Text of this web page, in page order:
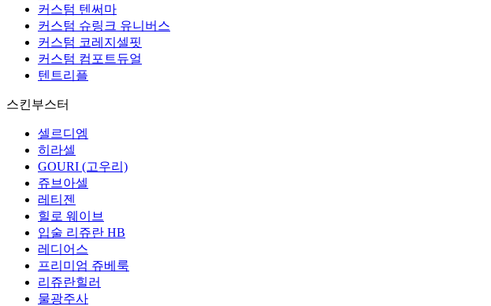
커스텀 텐써마
커스텀 슈링크 유니버스
커스텀 코레지셀핏
커스텀 컴포트듀얼
텐트리플
스킨부스터
셀르디엠
히라셀
GOURI (고우리)
쥬브아셀
레티젠
힐로 웨이브
입술 리쥬란 HB
레디어스
프리미엄 쥬베룩
리쥬란힐러
물광주사